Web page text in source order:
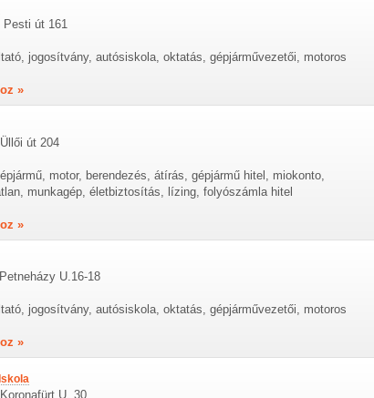
Pesti út 161
jogosítvány, autósiskola, oktatás, gépjárművezetői, motoros
»
út 204
motor, berendezés, átírás, gépjármű hitel, miokonto,
munkagép, életbiztosítás, lízing, folyószámla hitel
»
U.16-18
jogosítvány, autósiskola, oktatás, gépjárművezetői, motoros
»
U. 30